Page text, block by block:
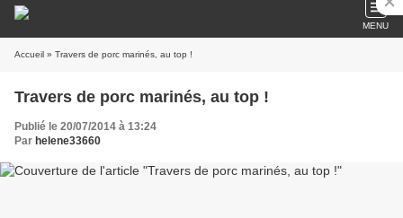
MENU
Accueil » Travers de porc marinés, au top !
Travers de porc marinés, au top !
Publié le 20/07/2014 à 13:24
Par helene33660